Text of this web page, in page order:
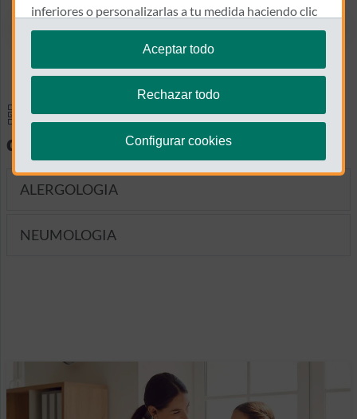
Ver el mapa en Google Maps
Especialidades y pruebas
diagnósticas
ALERGOLOGIA
NEUMOLOGIA
inferiores o personalizarlas a tu medida haciendo clic
en"configurar cookies".
Te recordamos que puedes modificar tus ajustes de
cookies en cualquier momento en la sección
Aceptar todo
Rechazar todo
Configurar cookies